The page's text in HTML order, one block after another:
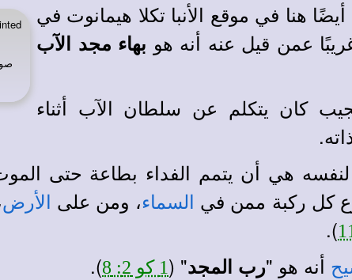
أيضًا هنا في موقع الأنبا تكلا هيمانوت في
عمن قيل عنه أنه هو بهاء مجد الآب
كان يتكلم عن سلطان الآب أثناء
لنفسه هي أن يتمم الفداء بطاعة حتى
كل ركبة ممن في
السماء، ومن على الأرض
).
أنه هو "رب المجد" (1 كو 2: 8
).